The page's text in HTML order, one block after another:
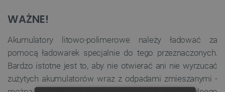
WAŻNE!
Akumulatory litowo-polimerowe należy ładować za
pomocą ładowarek specjalnie do tego przeznaczonych.
Bardzo istotne jest to, aby nie otwierać ani nie wyrzucać
zużytych akumulatorów wraz z odpadami zmieszanymi -